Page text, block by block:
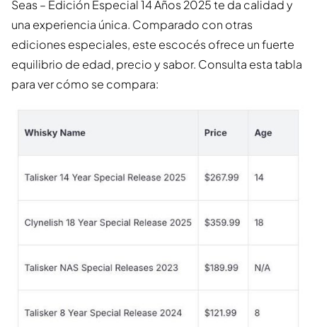
Seas – Edición Especial 14 Años 2025 te da calidad y
una experiencia única. Comparado con otras
ediciones especiales, este escocés ofrece un fuerte
equilibrio de edad, precio y sabor. Consulta esta tabla
para ver cómo se compara: